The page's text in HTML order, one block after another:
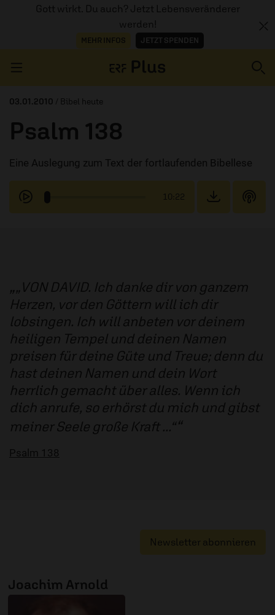
Gott wirkt. Du auch? Jetzt Lebensveränderer
werden!
MEHR INFOS JETZT SPENDEN
AUDIOTHEK
PROGRAMM
03.01.2010 / Bibel heute
Psalm 138
Eine Auslegung zum Text der fortlaufenden Bibellese
10:22
„VON DAVID. Ich danke dir von ganzem
Herzen, vor den Göttern will ich dir
lobsingen. Ich will anbeten vor deinem
heiligen Tempel und deinen Namen
preisen für deine Güte und Treue; denn du
hast deinen Namen und dein Wort
herrlich gemacht über alles. Wenn ich
dich anrufe, so erhörst du mich und gibst
meiner Seele große Kraft ...“
Psalm 138
Newsletter abonnieren
Joachim Arnold